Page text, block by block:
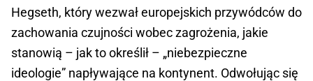
Hegseth, który wezwał europejskich przywódców do
zachowania czujności wobec zagrożenia, jakie
stanowią – jak to określił – „niebezpieczne
ideologie” napływające na kontynent. Odwołując się